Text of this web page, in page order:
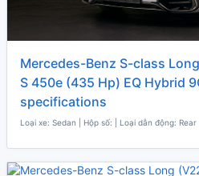
Mercedes-Benz S-class
S 450e (435 Hp) EQ Hybrid
specifications
Loại xe: Sedan | Hộp số: | Loại dẫn động: